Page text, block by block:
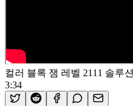
컬러 블록 잼 레벨 2111 솔루션
3:34